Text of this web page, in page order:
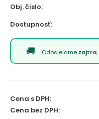
Obj. čislo:
Dostupnosť:
Odosielame zajtra
Cena s DPH:
Cena bez DPH: